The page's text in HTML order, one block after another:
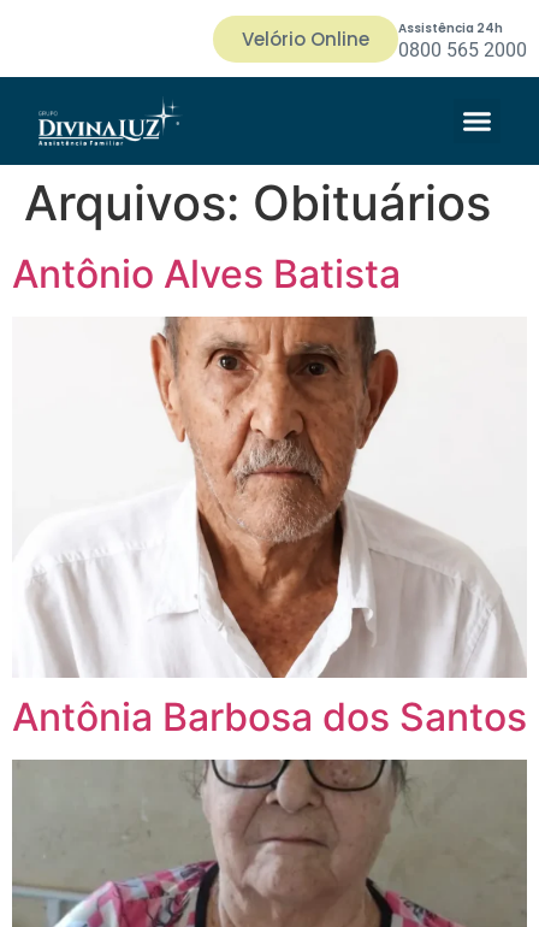
Velório Online Assistência 24h
0800 565 2000
Arquivos: Obituários
Antônio Alves Batista
Antônia Barbosa dos Santos